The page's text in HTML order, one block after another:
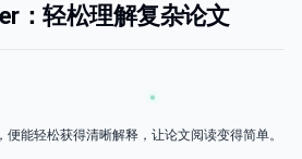
：轻松理解复杂论文
便能轻松获得清晰解释，让论文阅读变得简单。